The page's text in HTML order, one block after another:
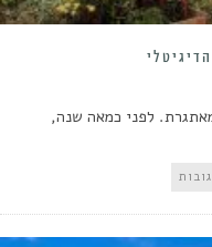
לפני כמאה שנה,